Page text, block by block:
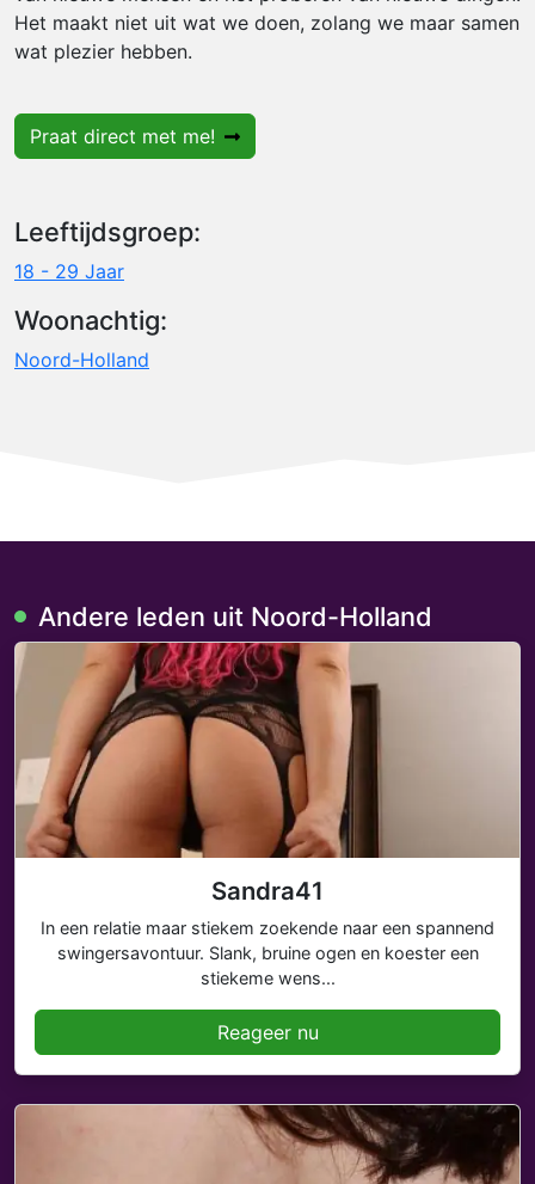
Het maakt niet uit wat we doen, zolang we maar samen
wat plezier hebben.
Praat direct met me!
Leeftijdsgroep:
18 - 29 Jaar
Woonachtig:
Noord-Holland
Andere leden uit Noord-Holland
Sandra41
In een relatie maar stiekem zoekende naar een spannend
swingersavontuur. Slank, bruine ogen en koester een
stiekeme wens...
Reageer nu